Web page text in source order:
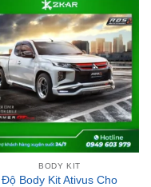
BODY KIT
Độ Body Kit Ativus Cho
Mitsubishi Pajero Sport
2020 Tại TPHCM | Đẳng
Cấp – Sang Trọng